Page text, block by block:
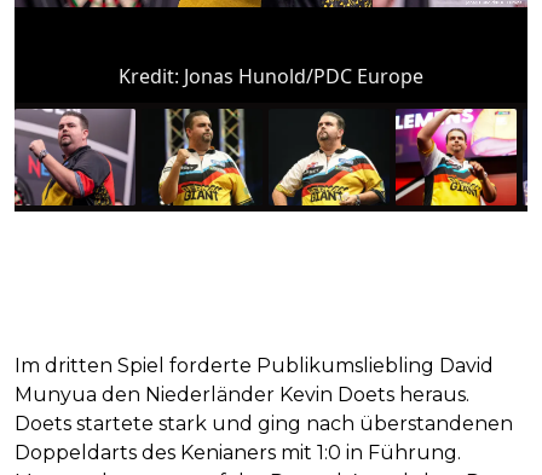
Kredit: Jonas Hunold/PDC Europe
Im dritten Spiel forderte Publikumsliebling David
Munyua den Niederländer Kevin Doets heraus.
Doets startete stark und ging nach überstandenen
Doppeldarts des Kenianers mit 1:0 in Führung.